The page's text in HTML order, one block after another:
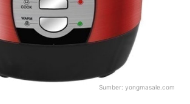
Sumber: yongmasale.com